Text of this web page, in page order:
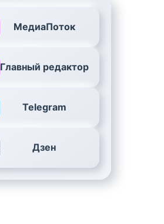
МедиаПоток
Главный редактор
Telegram
Дзен